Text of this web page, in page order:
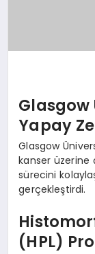
Glasgow
Yapay
Glasgow
kanser üzerine
sürecini
gerçekleştirdi.
(HPL)